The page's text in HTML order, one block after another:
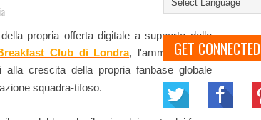
propria offerta digitale a supporto dello
Club di Londra, l'amministratore
crescita della propria fanbase globale
squadra-tifoso.
GET CONNECTED